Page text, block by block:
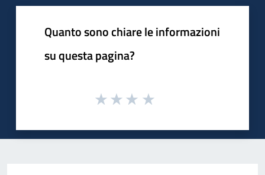
Quanto sono chiare le informazioni
su questa pagina?